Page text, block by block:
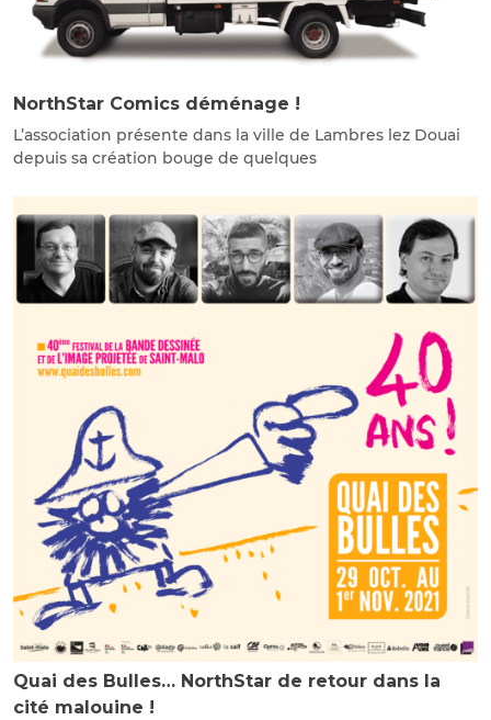
NorthStar Comics déménage !
L’association présente dans la ville de Lambres lez Douai
depuis sa création bouge de quelques
Quai des Bulles… NorthStar de retour dans la
cité malouine !